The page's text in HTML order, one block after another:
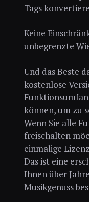
Tags
Keine
unbegrenzte
Und das Beste
kostenlose
können, um zu
Wenn Sie alle
freischalten
einmalige
Das ist eine
Ihnen über
Musikgenuss